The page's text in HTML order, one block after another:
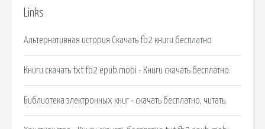
Links
Альтернативная история Скачать fb2 книги бесплатно
Книги скачать txt fb2 epub mobi - Книги скачать бесплатно.
Библиотека электронных книг - скачать бесплатно, читать.